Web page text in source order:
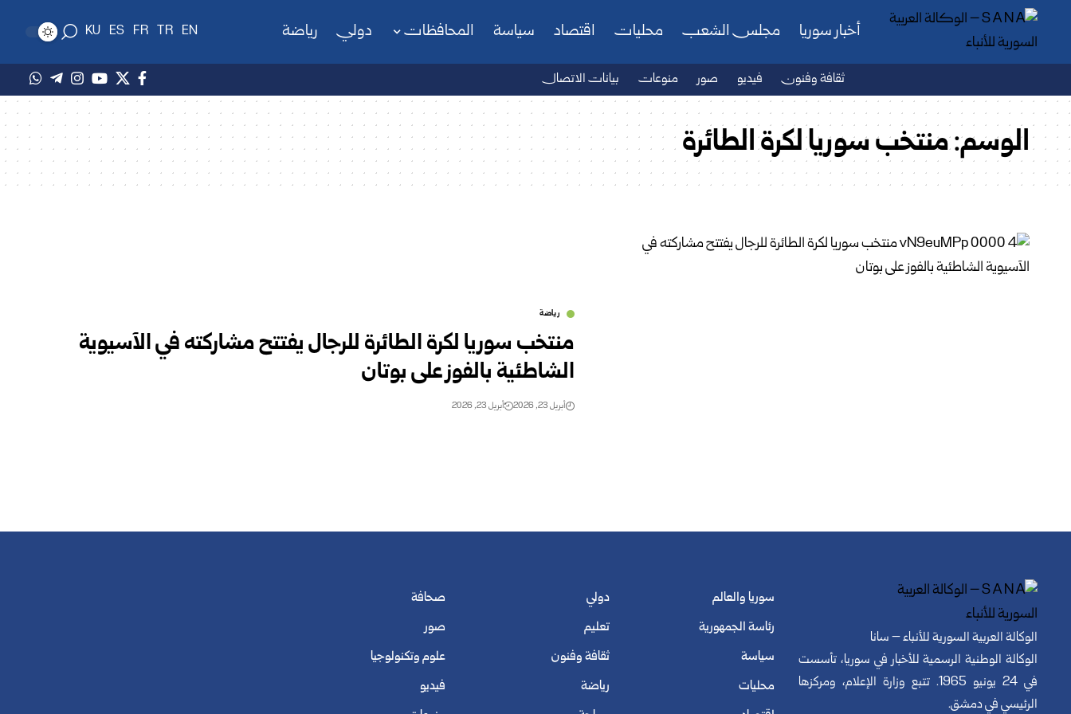
أخبار سوريا مجلس الشعب محليات اقتصاد سياسة المحافظات دولي رياضة EN
TR
FR
ES
KU
ثقافة وفنون فيديو صور منوعات بيانات الاتصال
الوسم:منتخب سوريا لكرة الطائرة
رياضة
منتخب سوريا لكرة الطائرة للرجال يفتتح مشاركته في الآسيوية
الشاطئية بالفوز على بوتان
أبريل 23, 2026 أبريل 23, 2026
الوكالة العربية السورية للأنباء – سانا
الوكالة الوطنية الرسمية للأخبار في سوريا، تأسست
في 24 يونيو 1965. تتبع وزارة الإعلام، ومركزها
الرئيسي في دمشق.
سوريا والعالم
رئاسة الجمهورية
سياسة
محليات
دولي
تعليم
ثقافة وفنون
رياضة
صحافة
صور
علوم وتكنولوجيا
فيديو